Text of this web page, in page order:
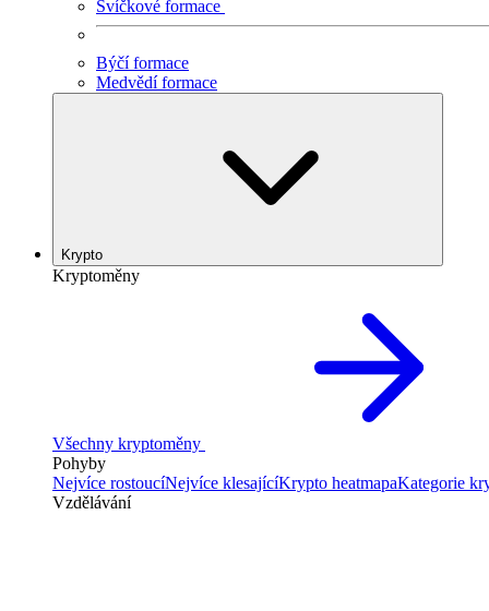
Svíčkové formace
Býčí formace
Medvědí formace
Krypto
Kryptoměny
Všechny kryptoměny
Pohyby
Nejvíce rostoucíNejvíce klesajícíKrypto heatmapaKategorie
Vzdělávání